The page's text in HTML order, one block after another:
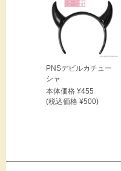
PNSデビルカチュー
シャ
本体価格 ¥455
(税込価格 ¥500)